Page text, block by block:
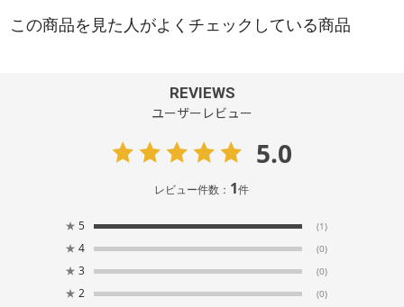
REVIEWS
ユーザーレビュー
5.0
レビュー件数： 1件
★ 5 (1)
★ 4 (0)
★ 3 (0)
★ 2 (0)